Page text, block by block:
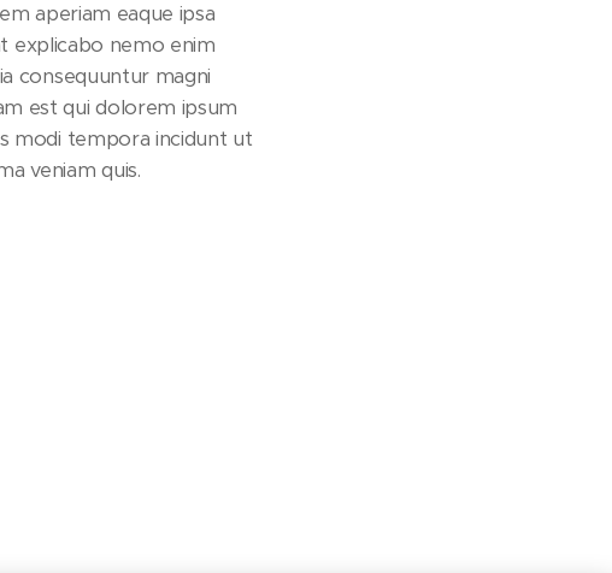
aperiam eaque ipsa
explicabo nemo enim
consequuntur magni
est qui dolorem ipsum
modi tempora incidunt ut
veniam quis.